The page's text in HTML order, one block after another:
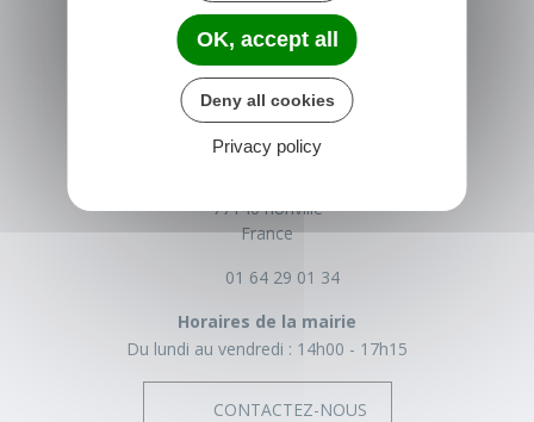
NONVILLE
77140 nonville
France
01 64 29 01 34
Horaires de la mairie
Du lundi au vendredi : 14h00 - 17h15
CONTACTEZ-NOUS
OK, accept all
Deny all cookies
Privacy policy